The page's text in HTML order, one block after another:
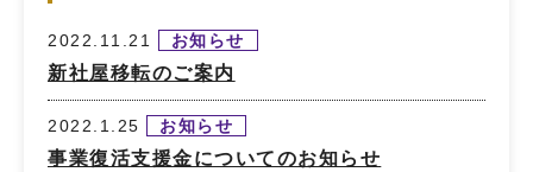
2022.11.21 お知らせ
新社屋移転のご案内
2022.1.25 お知らせ
事業復活支援金についてのお知らせ